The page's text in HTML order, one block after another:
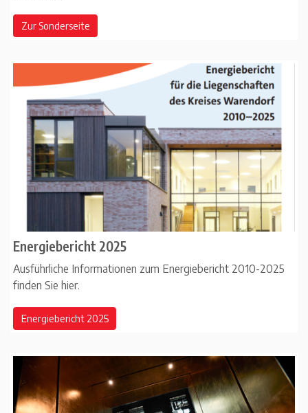
Zur Sonderseite
Energiebericht 2025
Ausführliche Informationen zum Energiebericht 2010-2025
finden Sie hier.
Energiebericht 2025